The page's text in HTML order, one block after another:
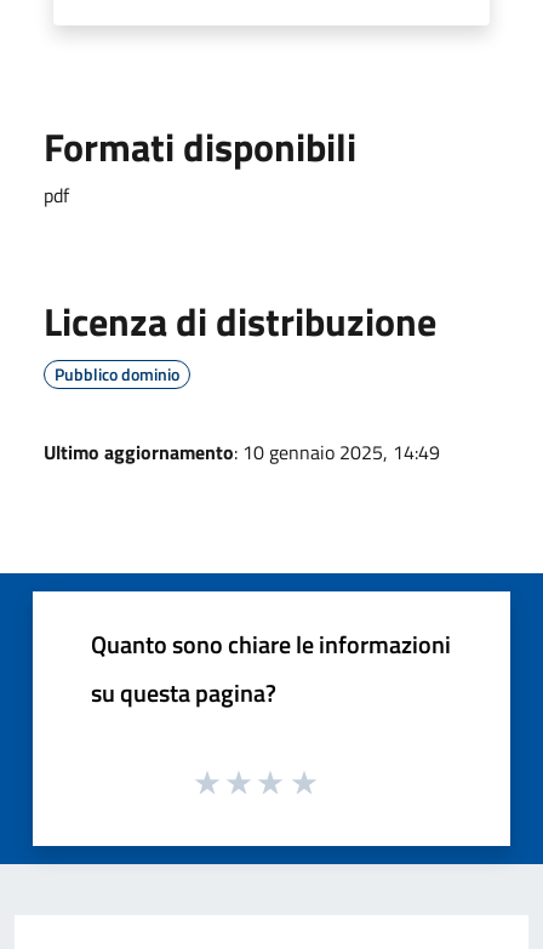
Formati disponibili
pdf
Licenza di distribuzione
Pubblico dominio
Ultimo aggiornamento: 10 gennaio 2025, 14:49
Quanto sono chiare le informazioni
su questa pagina?